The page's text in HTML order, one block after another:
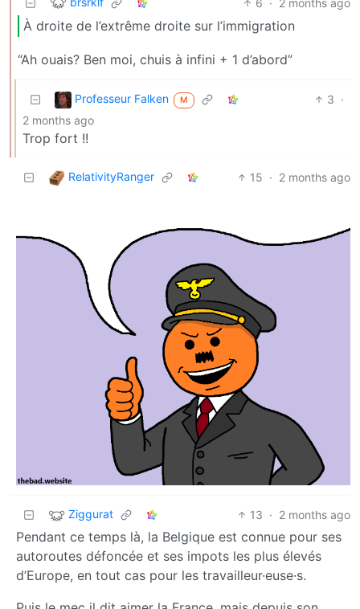
À droite de l’extrême droite sur l’immigration
“Ah ouais? Ben moi, chuis à infini + 1 d’abord”
Professeur Falken M 3 ·
2 months ago
Trop fort !!
RelativityRanger 15 · 2 months ago
Ziggurat 13 · 2 months ago
Pendant ce temps là, la Belgique est connue pour ses
autoroutes défoncée et ses impots les plus élevés
d’Europe, en tout cas pour les travailleur·euse·s.